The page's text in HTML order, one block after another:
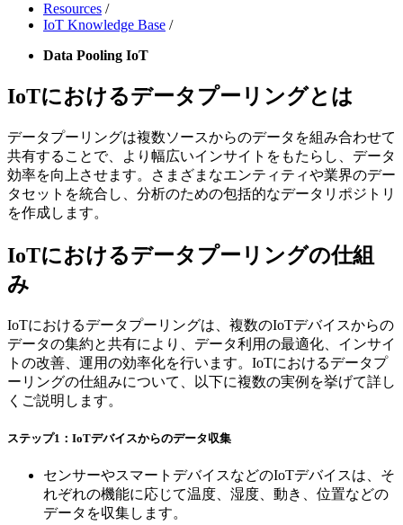
Resources /
IoT Knowledge Base /
Data Pooling IoT
IoTにおけるデータプーリングとは
データプーリングは複数ソースからのデータを組み合わせて
共有することで、より幅広いインサイトをもたらし、データ
効率を向上させます。さまざまなエンティティや業界のデー
タセットを統合し、分析のための包括的なデータリポジトリ
を作成します。
IoTにおけるデータプーリングの仕組
み
IoTにおけるデータプーリングは、複数のIoTデバイスからの
データの集約と共有により、データ利用の最適化、インサイ
トの改善、運用の効率化を行います。IoTにおけるデータプ
ーリングの仕組みについて、以下に複数の実例を挙げて詳し
くご説明します。
ステップ1：IoTデバイスからのデータ収集
センサーやスマートデバイスなどのIoTデバイスは、そ
れぞれの機能に応じて温度、湿度、動き、位置などの
データを収集します。